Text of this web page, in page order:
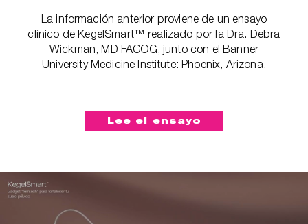
La información anterior proviene de un ensayo
clínico de KegelSmart™ realizado por la Dra. Debra
Wickman, MD FACOG, junto con el Banner
University Medicine Institute: Phoenix, Arizona.
Lee el ensayo